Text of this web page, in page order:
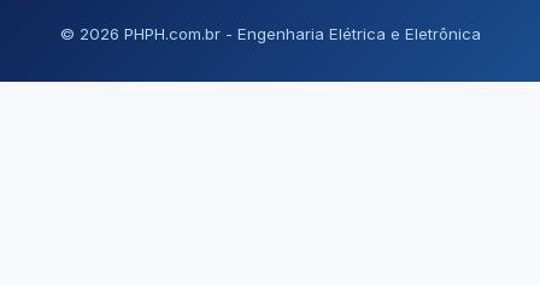
© 2026 PHPH.com.br - Engenharia Elétrica e Eletrônica